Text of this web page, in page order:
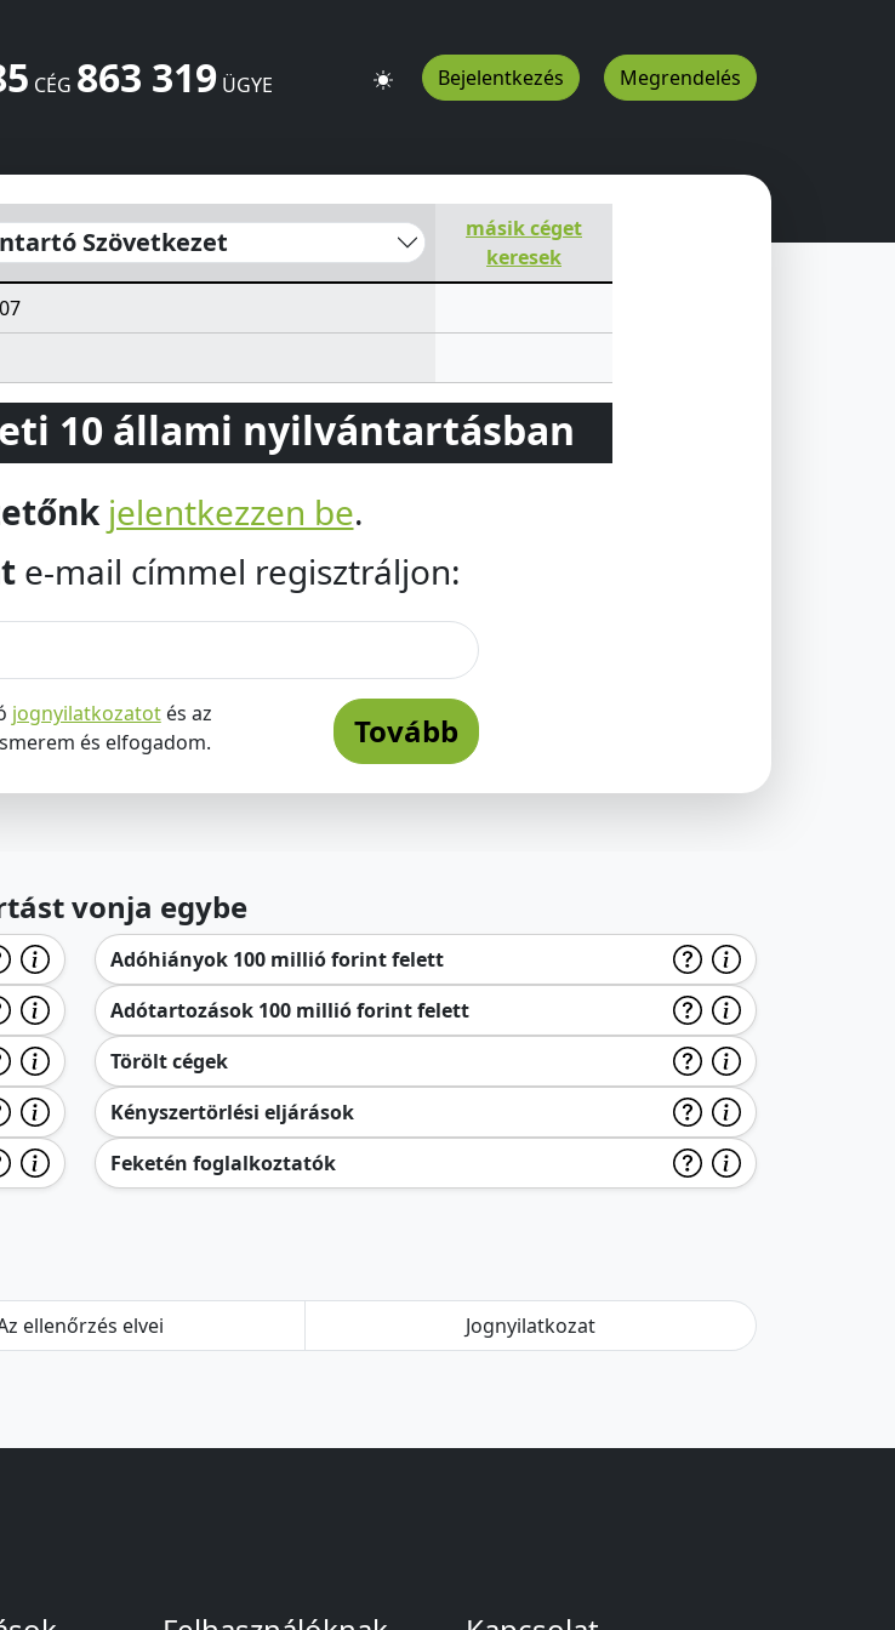
CÉG 863 319ÜGYE Bejelentkezés Megrendelés
L u 105-107Budapest1212HU
Szövetkezet
másik céget
keresek
10 állami nyilvántartásban
jelentkezzen be.
e-mail címmel regisztráljon:
jognyilatkozatotés az
és elfogadom. Tovább
vonja egybe
Adóhiányok 100 millió forint felett
Adótartozások 100 millió forint felett
Törölt cégek
Kényszertörlési eljárások
Feketén foglalkoztatók
ellenőrzés elvei Jognyilatkozat